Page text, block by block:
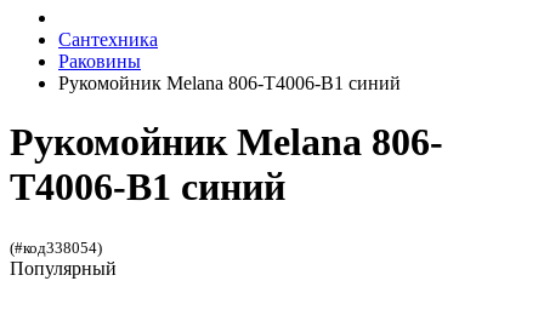
Сантехника
Раковины
Рукомойник Melana 806-T4006-B1 синий
Рукомойник Melana 806-
T4006-B1 синий
(#код338054)
Популярный